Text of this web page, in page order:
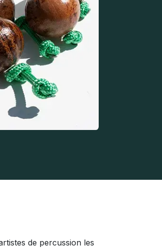
de percussion les